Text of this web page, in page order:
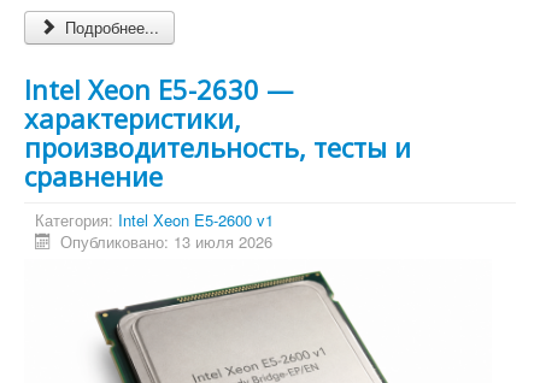
Подробнее...
Intel Xeon E5-2630 —
характеристики,
производительность, тесты и
сравнение
Категория: Intel Xeon E5-2600 v1
Опубликовано: 13 июля 2026